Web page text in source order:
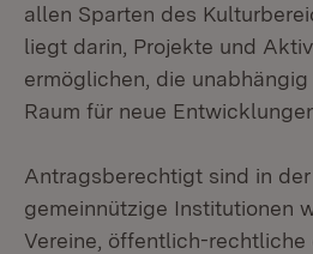
allen Sparten des
liegt darin, Projekte und
ermöglichen, die
Raum für neue
Antragsberechtigt sind in
gemeinnützige Institutionen
Vereine, öffentlich-rechtliche